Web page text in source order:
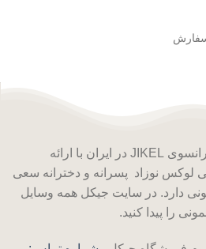
سفارش
تنها نمایندگی رسمی برند فرانسوی JIKEL در ایران با ارائه
لوکس نوزاد پسرانه و دخترانه سعی
دارد. در سایت جیکل همه وسایل
را پیدا کنید.